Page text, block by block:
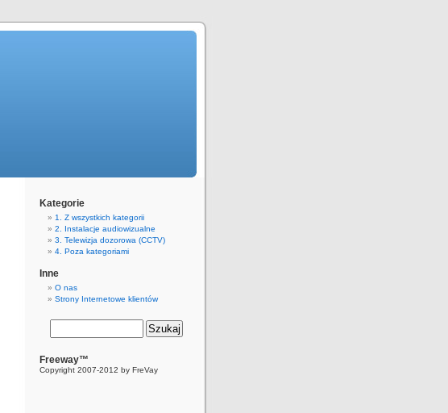
Kategorie
1. Z wszystkich kategorii
2. Instalacje audiowizualne
3. Telewizja dozorowa (CCTV)
4. Poza kategoriami
Inne
O nas
Strony Internetowe klientów
Freeway™
Copyright 2007-2012 by FreVay